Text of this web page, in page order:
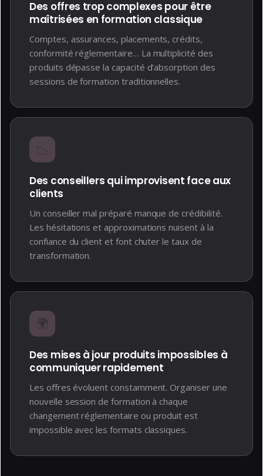
Des offres trop complexes pour être
maîtrisées en formation classique
Comptes, assurances, placements, crédits,
conformité réglementaire… La multiplicité des
produits dépasse la capacité d'absorption des
sessions de formation traditionnelles.
📉
Des conseillers qui improvisent face aux
clients
Un conseiller mal préparé manque de crédibilité.
Les hésitations et approximations nuisent à la
confiance du client et font chuter le taux de
transformation.
🌍
Des mises à jour produits impossibles à
communiquer rapidement
Les offres évoluent constamment. Organiser une
nouvelle session de formation à chaque
changement réglementaire ou produit est
impossible avec les formats classiques.